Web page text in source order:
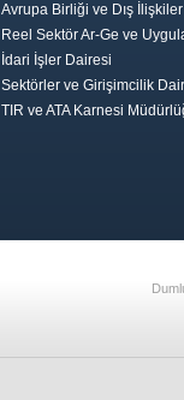
Avrupa Birliği ve Dış
Reel Sektör Ar-Ge ve
İdari İşler Dairesi
Sektörler ve Girişimcilik
TIR ve ATA Karnesi